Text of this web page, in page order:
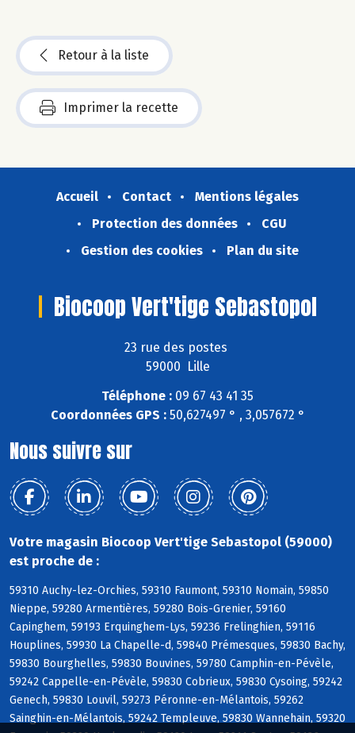
Retour à la liste
Imprimer la recette
Accueil Contact
Mentions légales
Protection des données
CGU
Gestion des cookies
Plan du site
Biocoop Vert'tige Sebastopol
23 rue des postes
59000 Lille
Téléphone : 09 67 43 41 35
Coordonnées GPS :50,627497 ° , 3,057672 °
Nous suivre sur
Votre magasin Biocoop Vert'tige Sebastopol (59000)
est proche de :
59310 Auchy-lez-Orchies, 59310 Faumont, 59310 Nomain, 59850
Nieppe, 59280 Armentières, 59280 Bois-Grenier, 59160
Capinghem, 59193 Erquinghem-Lys, 59236 Frelinghien, 59116
Houplines, 59930 La Chapelle-d, 59840 Prémesques, 59830 Bachy,
59830 Bourghelles, 59830 Bouvines, 59780 Camphin-en-Pévèle,
59242 Cappelle-en-Pévèle, 59830 Cobrieux, 59830 Cysoing, 59242
Genech, 59830 Louvil, 59273 Péronne-en-Mélantois, 59262
Sainghin-en-Mélantois, 59242 Templeuve, 59830 Wannehain, 59320